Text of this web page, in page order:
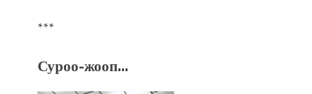
***
Суроо-жооп…